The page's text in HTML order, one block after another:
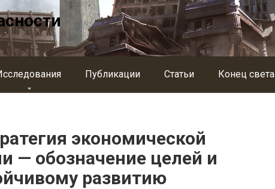
Публикации Статьи Конец света
экономической
— обозначение целей и
развитию